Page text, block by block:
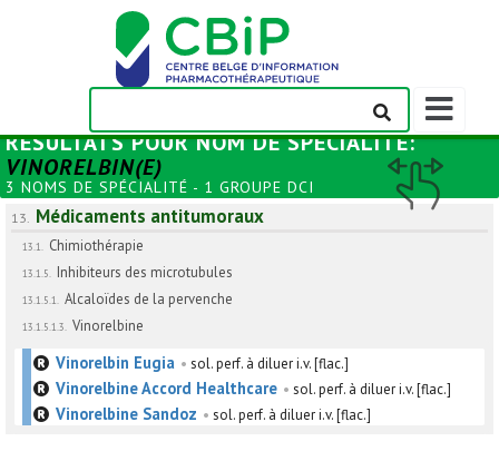
Afficher/
la
de
navigation
RÉSULTATS POURNOM DE SPÉCIALITÉ:
VINORELBIN(E)
3 NOMS DE SPÉCIALITÉ - 1 GROUPE DCI
13. Médicaments antitumoraux
13.1. Chimiothérapie
13.1.5. Inhibiteurs des microtubules
13.1.5.1. Alcaloïdes de la pervenche
13.1.5.1.3. Vinorelbine
Vinorelbin Eugia • sol. perf. à diluer i.v. [flac.]
Vinorelbine Accord Healthcare • sol. perf. à diluer i.v. [flac.]
Vinorelbine Sandoz • sol. perf. à diluer i.v. [flac.]